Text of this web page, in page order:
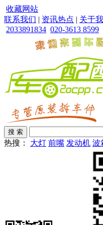
收藏网站
联系我们 | 资讯热点 | 关于
2033891834 020-3613 8599
热搜： 大灯 前嘴 发动机 波